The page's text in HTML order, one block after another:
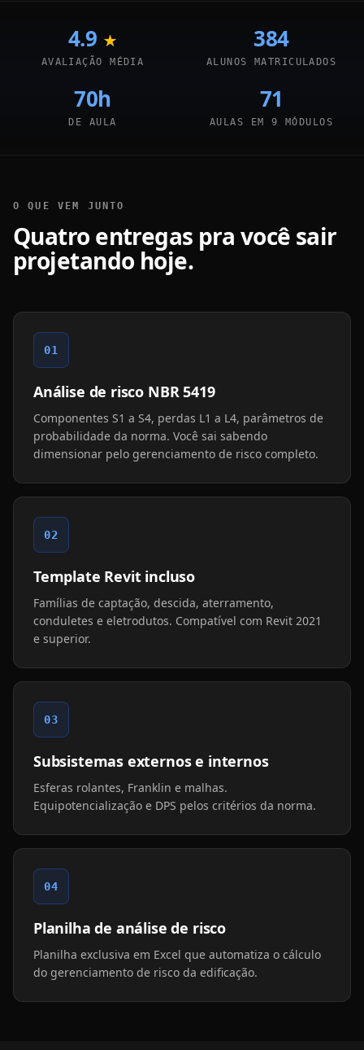
4.9 ★
AVALIAÇÃO MÉDIA
384
ALUNOS MATRICULADOS
70h
DE AULA
71
AULAS EM 9 MÓDULOS
O QUE VEM JUNTO
Quatro entregas pra você sair
projetando hoje.
01
Análise de risco NBR 5419
Componentes S1 a S4, perdas L1 a L4, parâmetros de
probabilidade da norma. Você sai sabendo
dimensionar pelo gerenciamento de risco completo.
02
Template Revit incluso
Famílias de captação, descida, aterramento,
conduletes e eletrodutos. Compatível com Revit 2021
e superior.
03
Subsistemas externos e internos
Esferas rolantes, Franklin e malhas.
Equipotencialização e DPS pelos critérios da norma.
04
Planilha de análise de risco
Planilha exclusiva em Excel que automatiza o cálculo
do gerenciamento de risco da edificação.